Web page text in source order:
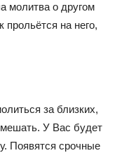
молитва о другом
прольётся на него,
за близких,
У Вас будет
Появятся срочные